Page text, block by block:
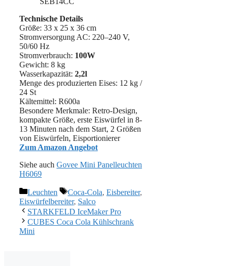
Technische Details
Größe: 33 x 25 x 36 cm
Stromversorgung AC: 220–240 V,
50/60 Hz
Stromverbrauch: 100W
Gewicht: 8 kg
Wasserkapazität: 2,2l
Menge des produzierten Eises: 12 kg /
24 St
Kältemittel: R600a
Besondere Merkmale: Retro-Design,
kompakte Größe, erste Eiswürfel in 8-
13 Minuten nach dem Start, 2 Größen
von Eiswürfeln, Eisportionierer
Zum Amazon Angebot
Siehe auch Govee Mini Panelleuchten
H6069
Kategorien
Leuchten Schlagwörter
Coca-Cola, Eisbereiter,
Eiswürfelbereiter, Salco
STARKFELD IceMaker Pro
CUBES Coca Cola Kühlschrank
Mini